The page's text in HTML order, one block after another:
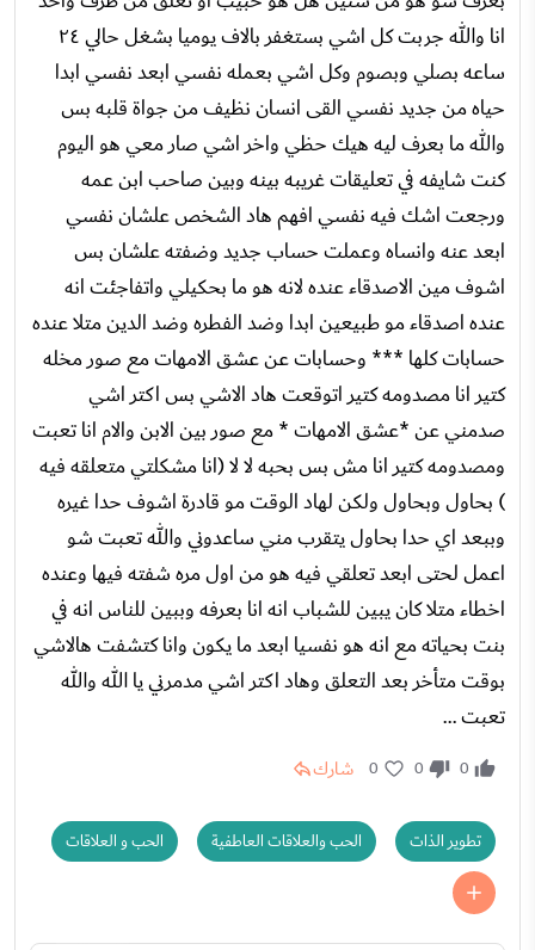
انا والله جربت كل اشي بستغفر بالاف يوميا بشغل حالي ٢٤
ساعه بصلي وبصوم وكل اشي بعمله نفسي ابعد نفسي ابدا
حياه من جديد نفسي القى انسان نظيف من جواة قلبه بس
والله ما بعرف ليه هيك حظي واخر اشي صار معي هو اليوم
كنت شايفه في تعليقات غريبه بينه وبين صاحب ابن عمه
ورجعت اشك فيه نفسي افهم هاد الشخص علشان نفسي
ابعد عنه وانساه وعملت حساب جديد وضفته علشان بس
اشوف مين الاصدقاء عنده لانه هو ما بحكيلي واتفاجئت انه
عنده اصدقاء مو طبيعين ابدا وضد الفطره وضد الدين متلا عنده
حسابات كلها *** وحسابات عن عشق الامهات مع صور مخله
كتير انا مصدومه كتير اتوقعت هاد الاشي بس اكتر اشي
صدمني عن *عشق الامهات * مع صور بين الابن والام انا تعبت
ومصدومه كتير انا مش بس بحبه لا لا (انا مشكلتي متعلقه فيه
) بحاول وبحاول ولكن لهاد الوقت مو قادرة اشوف حدا غيره
وببعد اي حدا بحاول يتقرب مني ساعدوني والله تعبت شو
اعمل لحتى ابعد تعلقي فيه هو من اول مره شفته فيها وعنده
اخطاء متلا كان يبين للشباب انه انا بعرفه وببين للناس انه في
بنت بحياته مع انه هو نفسيا ابعد ما يكون وانا كتشفت هالاشي
بوقت متأخر بعد التعلق وهاد اكتر اشي مدمرني يا الله والله
تعبت ...
0
0
0 شارك
تطوير الذات الحب والعلاقات العاطفية الحب و العلاقات